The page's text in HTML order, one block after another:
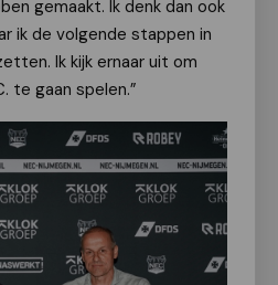
gemaakt. Ik denk dan ook
ik de volgende stappen in
Ik kijk ernaar uit om
te gaan spelen.”